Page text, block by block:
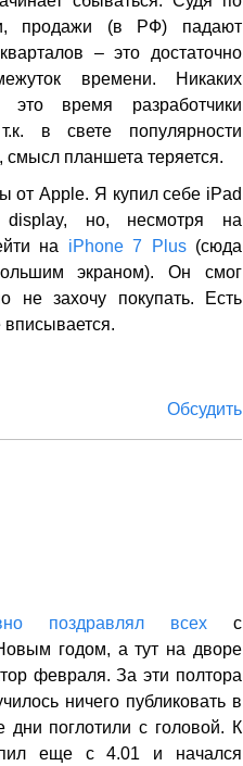
продажи (в РФ) падают
– это достаточно
времени. Никаких
это время разработчики
в свете популярности
планшета теряется.
от Apple. Я купил себе iPad
но, несмотря на
на iPhone 7 Plus(сюда
экраном). Он смог
не захочу покупать. Есть
вписывается.
Обсудить
поздравлял всех с
годом, а тут на дворе
февраля. За эти полтора
ничего публиковать в
дни поглотили с головой. К
еще с 4.01 и начался